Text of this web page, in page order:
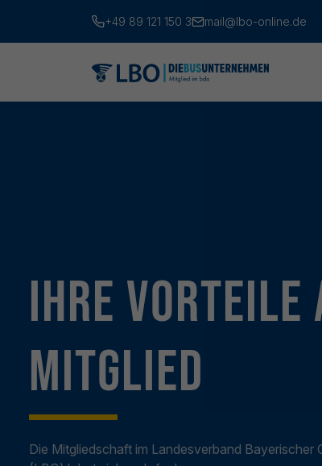
+49 89 121 150 3 mail@lbo-online.de
Ihre Vorteile
Mitglied
Die Mitgliedschaft im Landesverband Bayerischer